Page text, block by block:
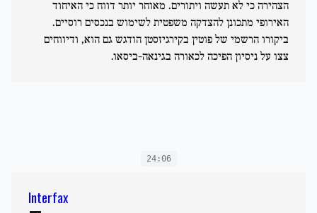
הצהירה כי לא תעשה ויתורים. מאוחר יותר דווח כי האיחוד
האירופי מתכונן להצדקה משפטית לשימוש בנכסים רוסיים.
ביקורו הרשמי של פוטין בקירגיזסטן הודגש גם הוא, ודיווחים
צצו על ניסיון הפיכה לכאורה בגינאה-ביסאו.
24:06
Interfax